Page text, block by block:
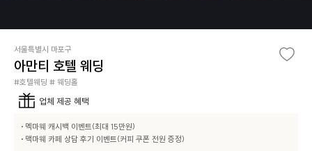
서울특별시 마포구
아만티 호텔 웨딩
#호텔웨딩 # 웨딩홀
업체 제공 혜택
• 멕마웨 캐시백 이벤트(최대 15만원)
• 맥마웨 카페 상담 후기 이벤트(커피 쿠폰 전원 증정)